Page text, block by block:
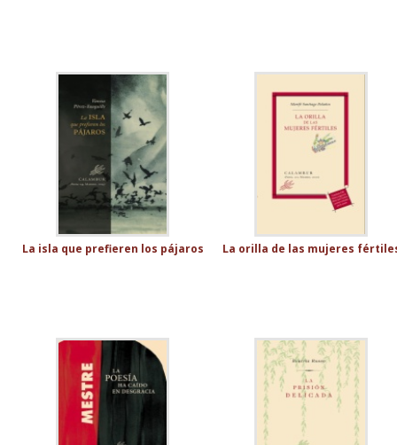
La isla que prefieren los pájaros La orilla de las mujeres